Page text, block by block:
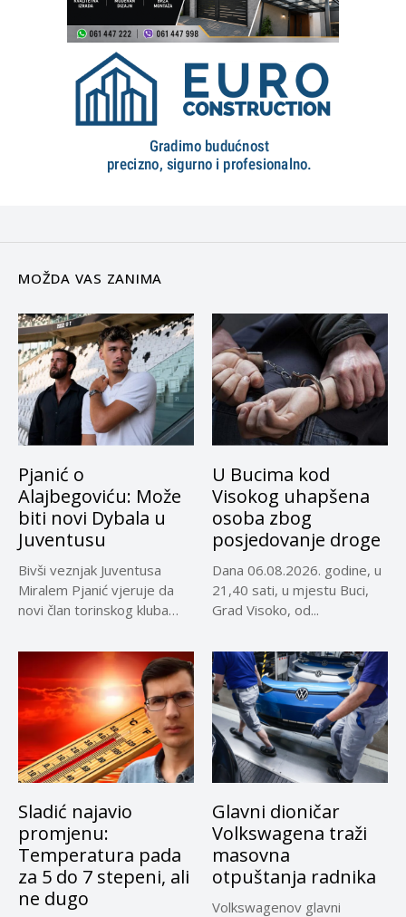
MOŽDA VAS ZANIMA
Pjanić o
Alajbegoviću: Može
biti novi Dybala u
Juventusu
Bivši veznjak Juventusa
Miralem Pjanić vjeruje da
novi član torinskog kluba
U Bucima kod
Visokog uhapšena
osoba zbog
posjedovanje droge
Dana 06.08.2026. godine, u
21,40 sati, u mjestu Buci,
Grad Visoko, od...
Sladić najavio
promjenu:
Temperatura pada
za 5 do 7 stepeni, ali
ne dugo
Glavni dioničar
Volkswagena traži
masovna
otpuštanja radnika
Volkswagenov glavni